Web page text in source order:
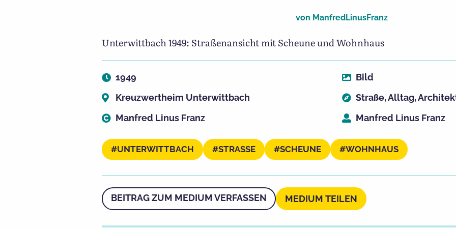
von ManfredLinusFranz
Unterwittbach 1949: Straßenansicht mit Scheune und Wohnhaus
1949
Kreuzwertheim Unterwittbach
Bild
Straße,Alltag,
Manfred Linus Franz
Manfred Linus Franz
UNTERWITTBACH STRASSE SCHEUNE WOHNHAUS
BEITRAG ZUM MEDIUM VERFASSEN MEDIUM TEILEN